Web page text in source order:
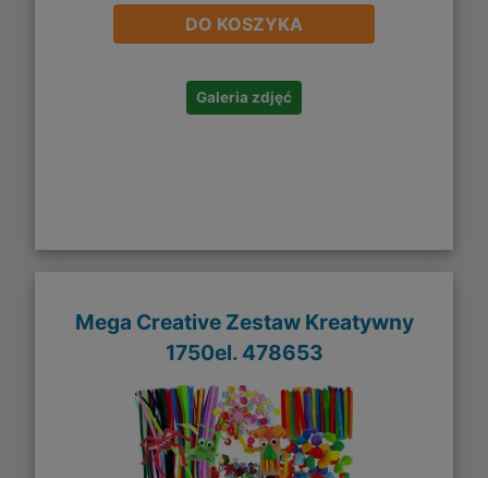
DO KOSZYKA
Galeria zdjęć
Mega Creative Zestaw Kreatywny
1750el. 478653